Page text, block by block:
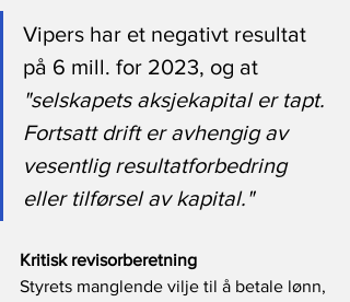
Vipers har et negativt resultat
på 6 mill. for 2023, og at
"selskapets aksjekapital er tapt.
Fortsatt drift er avhengig av
vesentlig resultatforbedring
eller tilførsel av kapital."
Kritisk revisorberetning
Styrets manglende vilje til å betale lønn,